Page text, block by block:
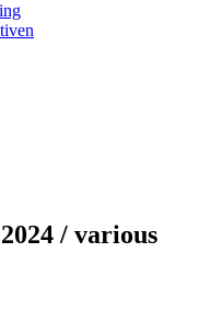
/ various